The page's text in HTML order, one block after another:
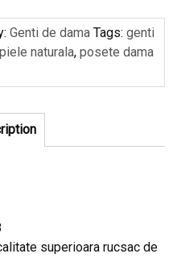
Genti de dama Tags: genti
naturala, posete dama
superioara rucsac de